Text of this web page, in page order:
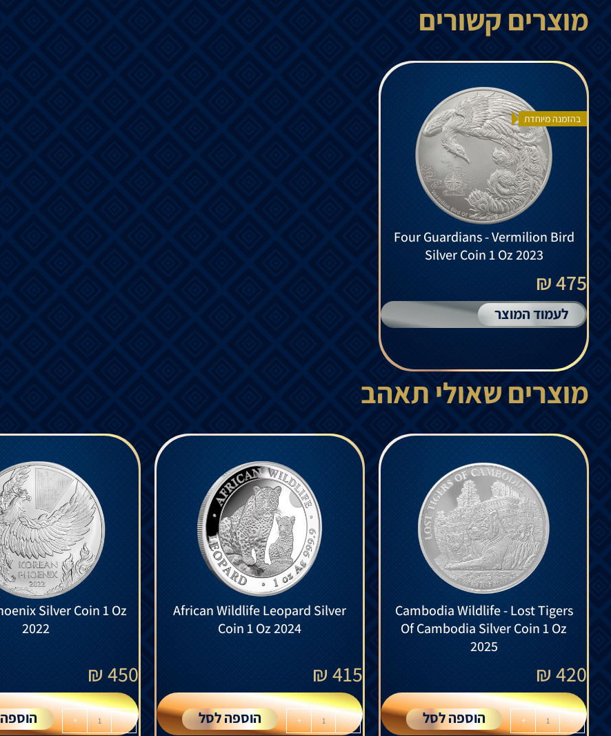
מוצרים קשורים
בהזמנה מיוחדת
Four Guardians - Vermilion Bird
Silver Coin 1 Oz 2023
475 ₪
לעמוד המוצר
מוצרים שאולי תאהב
Cambodia Wildlife - Lost Tigers
Of Cambodia Silver Coin 1 Oz
2025
420
₪
-
+ הוספה לסל
African Wildlife Leopard Silver
Coin 1 Oz 2024
415
₪
-
+ הוספה לסל
Silver Coin 1 Oz
2022
450
₪
-
+